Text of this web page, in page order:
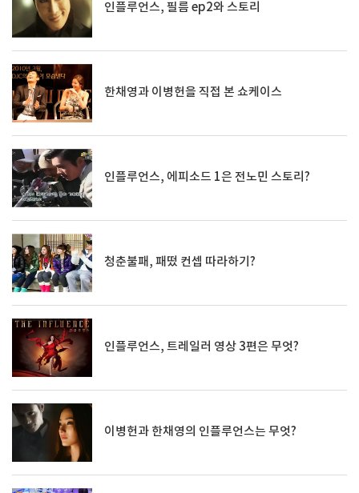
인플루언스, 필름 ep2와 스토리
한채영과 이병헌을 직접 본 쇼케이스
인플루언스, 에피소드 1은 전노민 스토리?
청춘불패, 패떴 컨셉 따라하기?
인플루언스, 트레일러 영상 3편은 무엇?
이병헌과 한채영의 인플루언스는 무엇?